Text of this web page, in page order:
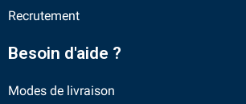
Recrutement
Besoin d'aide ?
Modes de livraison